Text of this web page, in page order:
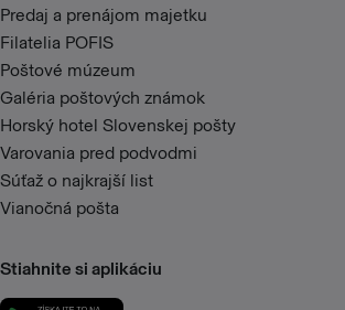
Predaj a prenájom majetku
Filatelia POFIS
Poštové múzeum
Galéria poštových známok
Horský hotel Slovenskej pošty
Varovania pred podvodmi
Súťaž o najkrajší list
Vianočná pošta
Stiahnite si aplikáciu